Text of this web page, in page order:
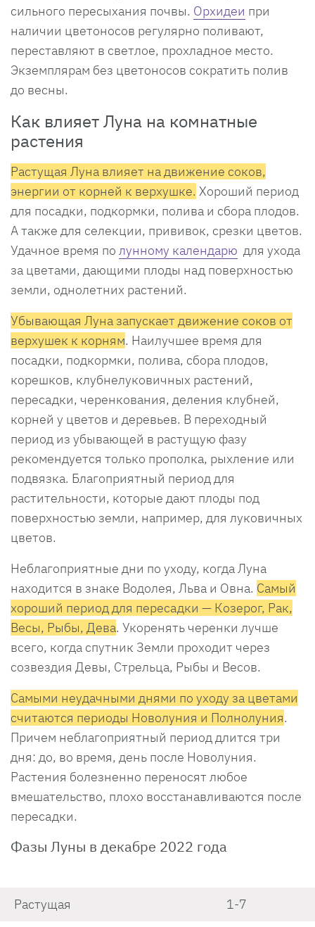
сильного пересыхания почвы. Орхидеи при
наличии цветоносов регулярно поливают,
переставляют в светлое, прохладное место.
Экземплярам без цветоносов сократить полив
до весны.
Как влияет Луна на комнатные
растения
Растущая Луна влияет на движение соков,
энергии от корней к верхушке. Хороший период
для посадки, подкормки, полива и сбора плодов.
А также для селекции, прививок, срезки цветов.
Удачное время по лунному календарю для ухода
за цветами, дающими плоды над поверхностью
земли, однолетних растений.
Убывающая Луна запускает движение соков от
верхушек к корням. Наилучшее время для
посадки, подкормки, полива, сбора плодов,
корешков, клубнелуковичных растений,
пересадки, черенкования, деления клубней,
корней у цветов и деревьев. В переходный
период из убывающей в растущую фазу
рекомендуется только прополка, рыхление или
подвязка. Благоприятный период для
растительности, которые дают плоды под
поверхностью земли, например, для луковичных
цветов.
Неблагоприятные дни по уходу, когда Луна
находится в знаке Водолея, Льва и Овна. Самый
хороший период для пересадки — Козерог, Рак,
Весы, Рыбы, Дева. Укоренять черенки лучше
всего, когда спутник Земли проходит через
созвездия Девы, Стрельца, Рыбы и Весов.
Самыми неудачными днями по уходу за цветами
считаются периоды Новолуния и Полнолуния.
Причем неблагоприятный период длится три
дня: до, во время, день после Новолуния.
Растения болезненно переносят любое
вмешательство, плохо восстанавливаются после
пересадки.
Фазы Луны в декабре 2022 года
Растущая 1-7